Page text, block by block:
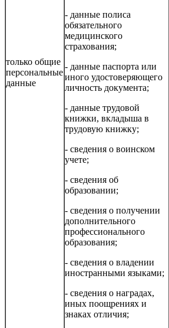
только общие
персональные
данные
- данные полиса
обязательного
медицинского
страхования;
- данные паспорта или
иного удостоверяющего
личность документа;
- данные трудовой
книжки, вкладыша в
трудовую книжку;
- сведения о воинском
учете;
- сведения об
образовании;
- сведения о получении
дополнительного
профессионального
образования;
- сведения о владении
иностранными языками;
- сведения о наградах,
иных поощрениях и
знаках отличия;